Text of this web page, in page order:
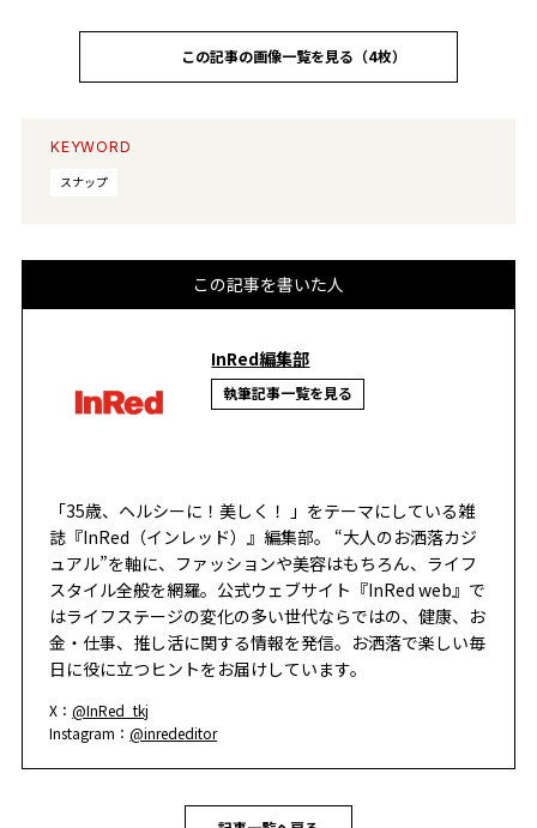
この記事の画像一覧を見る（4枚）
KEYWORD
スナップ
この記事を書いた人
InRed編集部
執筆記事一覧を見る
「35歳、ヘルシーに！美しく！ 」をテーマにしている雑
誌『InRed（インレッド）』編集部。 “大人のお洒落カジ
ュアル”を軸に、ファッションや美容はもちろん、ライフ
スタイル全般を網羅。公式ウェブサイト『InRed web』で
はライフステージの変化の多い世代ならではの、健康、お
金・仕事、推し活に関する情報を発信。お洒落で楽しい毎
日に役に立つヒントをお届けしています。
X：@InRed_tkj
Instagram：@inrededitor